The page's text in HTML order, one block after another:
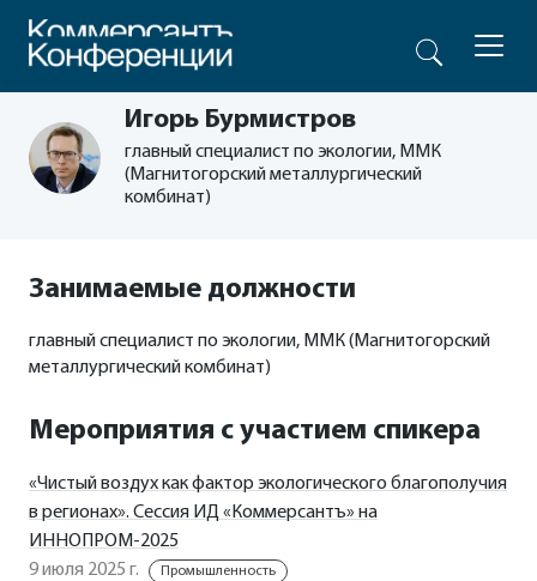
Игорь Бурмистров
главный специалист по экологии, ММК
(Магнитогорский металлургический
комбинат)
Занимаемые должности
главный специалист по экологии, ММК (Магнитогорский
металлургический комбинат)
Мероприятия с участием спикера
«Чистый воздух как фактор экологического благополучия
в регионах». Сессия ИД «Коммерсантъ» на
ИННОПРОМ-2025
9 июля 2025 г.
Промышленность